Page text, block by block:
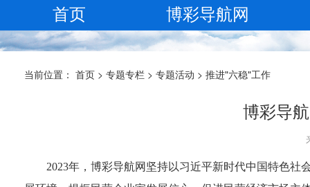
首页 博彩导航网
当前位置： 首页 > 专题专栏 > 专题活动 > 推进"六稳"工作
博彩导
2023年，博彩导航网坚持以习近平新时代中国特色